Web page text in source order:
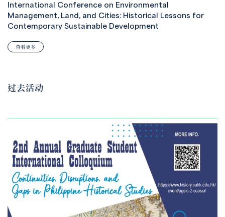
International Conference on Environmental
Management, Land, and Cities: Historical Lessons for
Contemporary Sustainable Development
查看更多
过去活动